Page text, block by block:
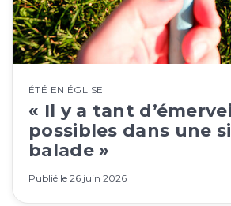
ÉTÉ EN ÉGLISE
« Il y a tant
possibles dans une
balade »
Publié le 26 juin 2026